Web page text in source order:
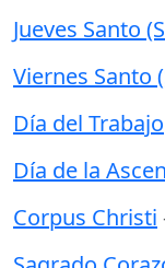
Jueves Santo
Viernes Santo
Día del Trabajo
Día de la
Corpus Christi